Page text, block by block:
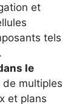
et
tels
le
de multiples
et plans